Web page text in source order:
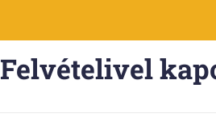
Felvételivel